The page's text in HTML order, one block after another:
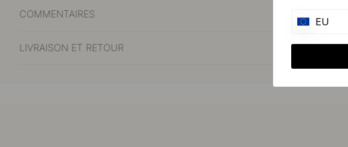
COMMENTAIRES
LIVRAISON ET RETOUR
EU